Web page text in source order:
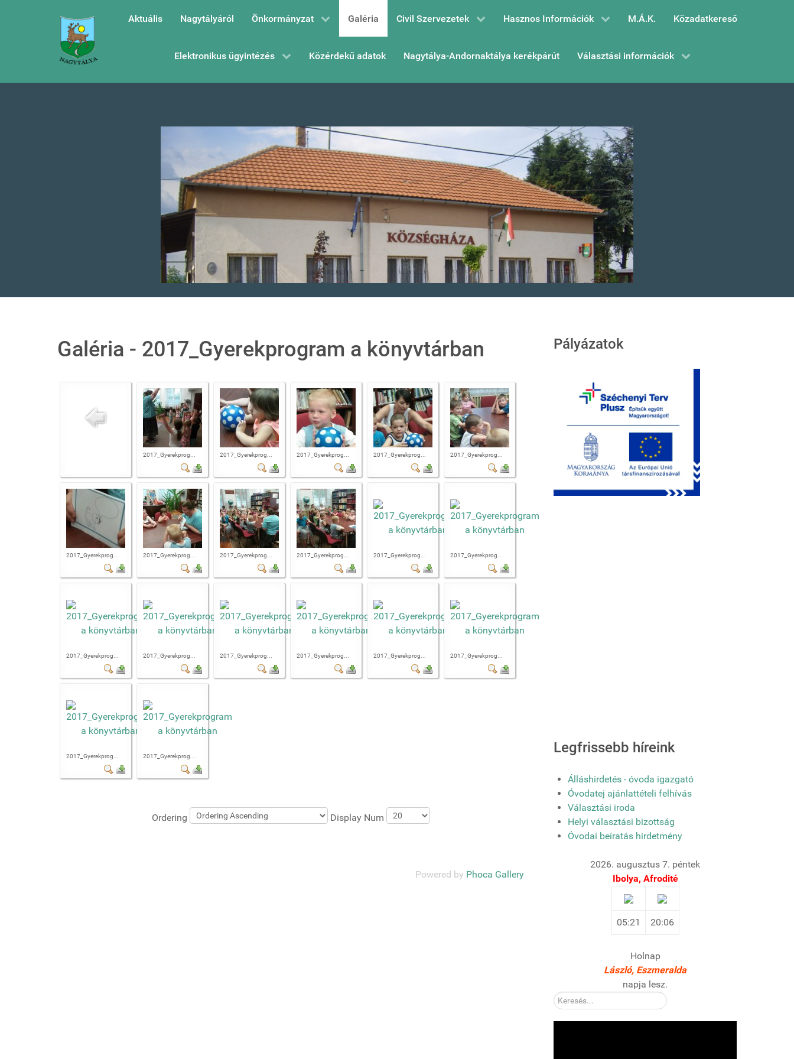
Aktuális Nagytályáról Önkormányzat Galéria Civil Szervezetek Hasznos Információk M.Á.K. Közadatkereső
Elektronikus ügyintézés Közérdekű adatok Nagytálya-Andornaktálya kerékpárút Választási információk
Galéria - 2017_Gyerekprogram a könyvtárban
2017_Gyerekprog... 2017_Gyerekprog... 2017_Gyerekprog... 2017_Gyerekprog... 2017_Gyerekprog...
2017_Gyerekprog... 2017_Gyerekprog... 2017_Gyerekprog... 2017_Gyerekprog... 2017_Gyerekprog... 2017_Gyerekprog...
2017_Gyerekprog... 2017_Gyerekprog... 2017_Gyerekprog... 2017_Gyerekprog... 2017_Gyerekprog... 2017_Gyerekprog...
2017_Gyerekprog... 2017_Gyerekprog...
Ordering Display Num
Powered by Phoca Gallery
Pályázatok
Legfrissebb híreink
Álláshirdetés - óvoda igazgató
Óvodatej ajánlattételi felhívás
Választási iroda
Helyi választási bizottság
Óvodai beíratás hirdetmény
2026. augusztus 7. péntek
Ibolya, Afrodité
05:21 20:06
Holnap
László, Eszmeralda
napja lesz.
Kereső: